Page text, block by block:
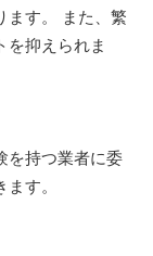
ます。 また、繁
を抑えられま
を持つ業者に委
す。